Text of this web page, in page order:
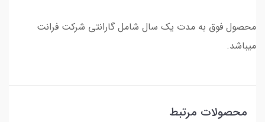
محصول فوق به مدت یک سال شامل گارانتی شرکت فرانت
میباشد.
محصولات مرتبط